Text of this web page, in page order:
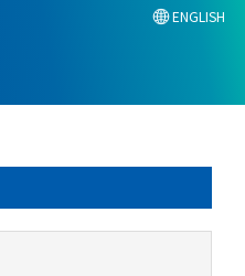
ENGLISH